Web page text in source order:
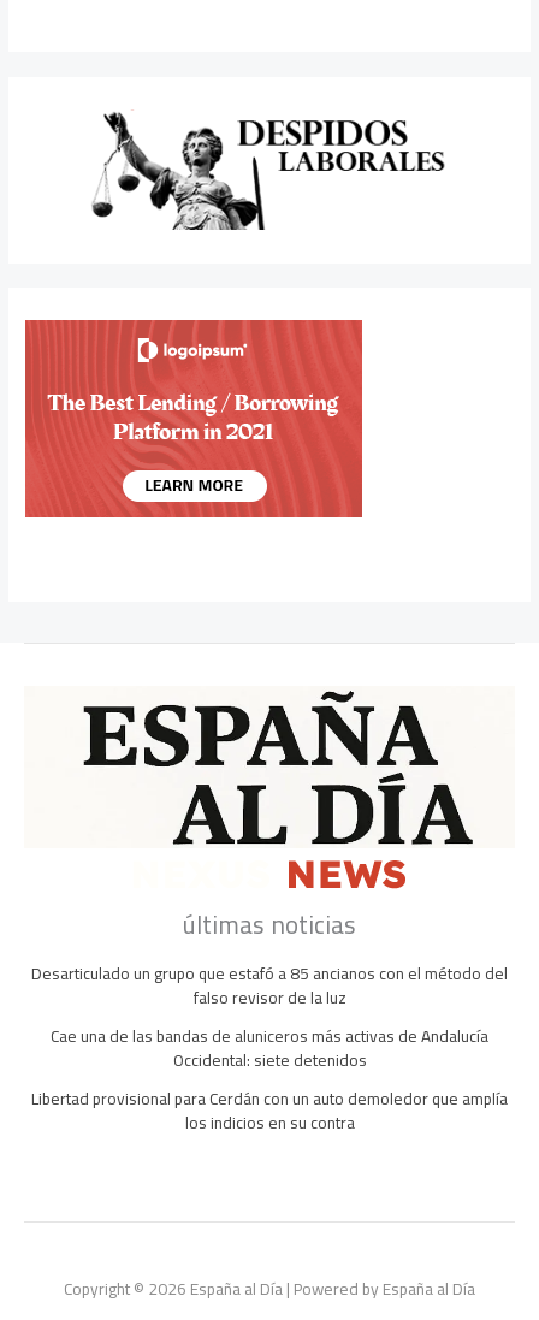
últimas noticias
Desarticulado un grupo que estafó a 85 ancianos con el método del
falso revisor de la luz
Cae una de las bandas de aluniceros más activas de Andalucía
Occidental: siete detenidos
Libertad provisional para Cerdán con un auto demoledor que amplía
los indicios en su contra
Copyright © 2026 España al Día | Powered by España al Día